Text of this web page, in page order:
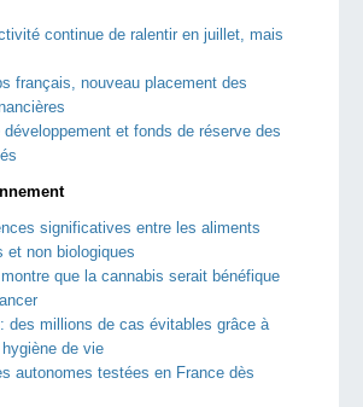
continue de ralentir en juillet, mais
français, nouveau placement des
développement et fonds de réserve des
significatives entre les aliments
et non biologiques
que la cannabis serait bénéfique
des millions de cas évitables grâce à
de vie
autonomes testées en France dès